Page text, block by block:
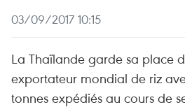
03/09/2017 10:15
La Thaïlande garde sa place
exportateur mondial de riz
tonnes expédiés au cours de